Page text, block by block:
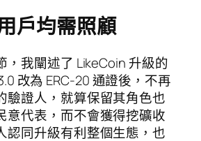
戶均需照顧
，我闡述了 LikeCoin 升級的
改為 ERC-20 通證後，不再
驗證人，就算保留其角色也
意代表，而不會獲得挖礦收
認同升級有利整個生態，也